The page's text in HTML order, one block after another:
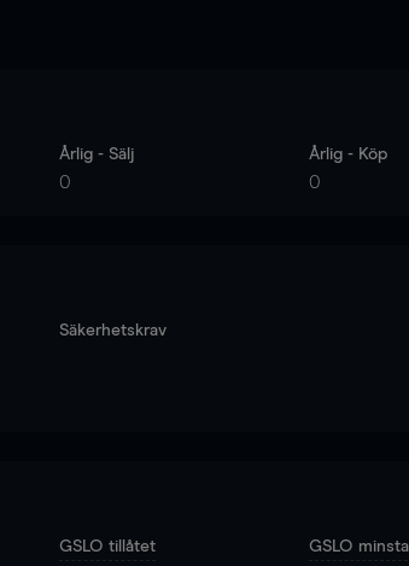
Årlig - Sälj
0
Årlig - Köp
0
Säkerhetskrav
GSLO tillåtet GSLO